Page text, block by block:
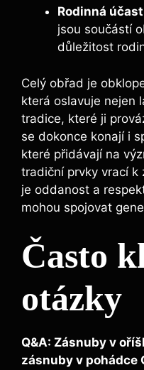
Rodinná
jsou součástí
důležitost
Celý obřad je
která oslavuje nejen
tradice, které ji
se dokonce konají i
které přidávají na
tradiční prvky vrací k
je oddanost a
mohou spojovat
Často
otázky
Q&A: Zásnuby v
zásnuby v pohádce